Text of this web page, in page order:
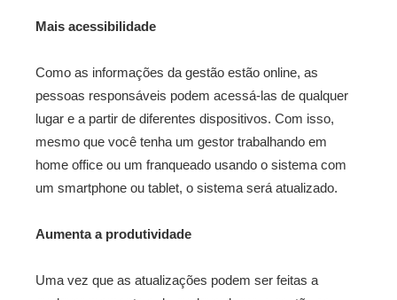
Mais acessibilidade
Como as informações da gestão estão online, as
pessoas responsáveis podem acessá-las de qualquer
lugar e a partir de diferentes dispositivos. Com isso,
mesmo que você tenha um gestor trabalhando em
home office ou um franqueado usando o sistema com
um smartphone ou tablet, o sistema será atualizado.
Aumenta a produtividade
Uma vez que as atualizações podem ser feitas a